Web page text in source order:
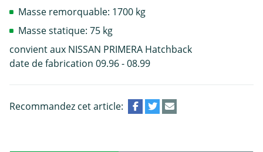
Masse remorquable: 1700 kg
Masse statique: 75 kg
convient aux NISSAN PRIMERA Hatchback
date de fabrication 09.96 - 08.99
Recommandez cet article: